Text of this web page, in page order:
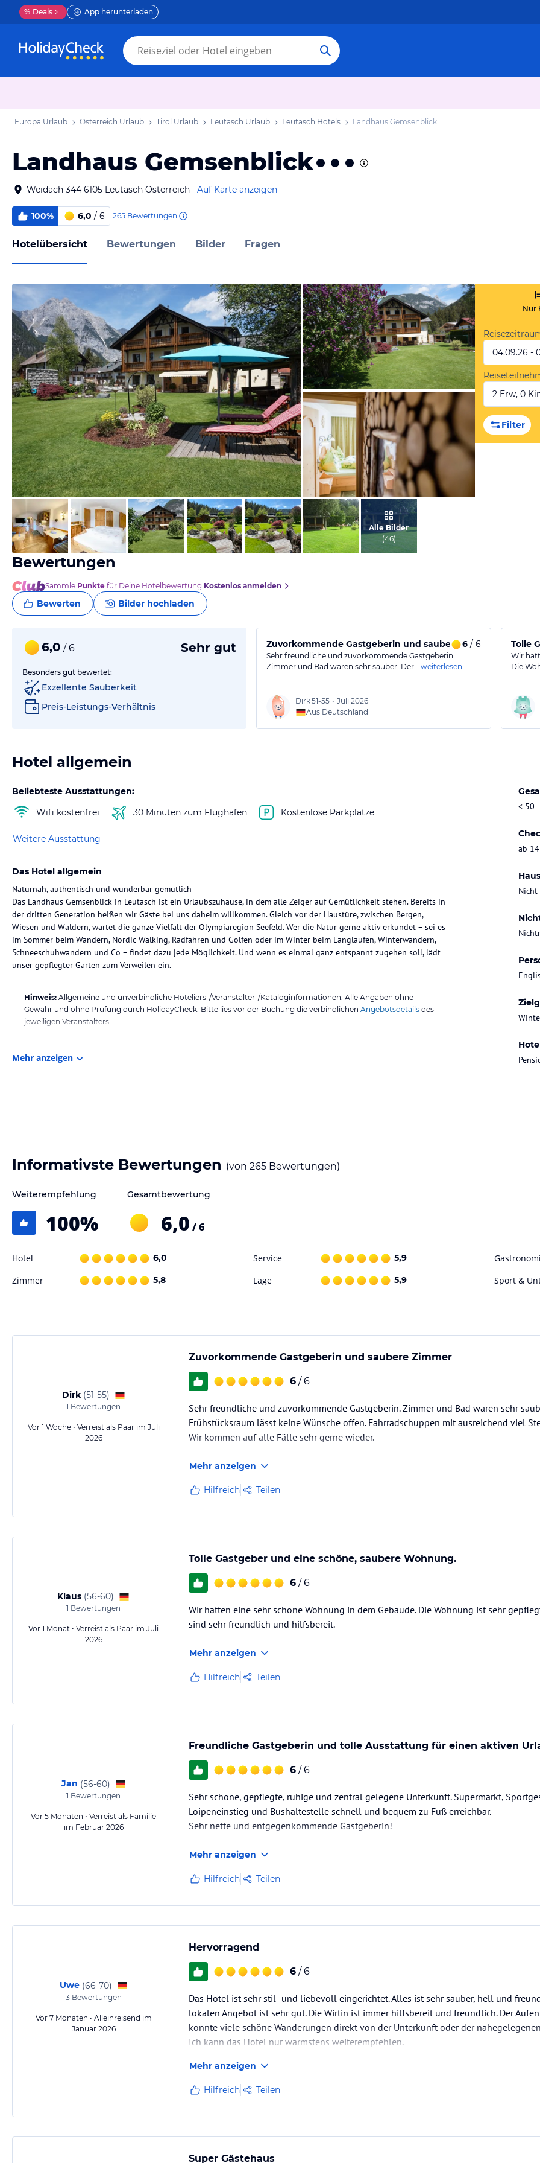
% Deals App herunterladen
Europa Urlaub Österreich Urlaub Tirol Urlaub Leutasch Urlaub Leutasch Hotels Landhaus Gemsenblick
Landhaus Gemsenblick
Weidach 344 6105 Leutasch Österreich Auf Karte anzeigen
100% 6,0 / 6 265 Bewertungen
Hotelübersicht Bewertungen Bilder Fragen
vom Hotelier, Mai 2020
vom Hotelier, Mai 2020
vom Hotelier, August 2015
Alle Bilder
(46)
Nur
04.09.26 -
2 Erw, 0
Filter
Bewertungen
Sammle Punkte für Deine Hotelbewertung.Kostenlos anmelden
Bewerten Bilder hochladen
6,0 / 6 Sehr gut
Besonders gut bewertet:
Exzellente Sauberkeit
Preis-Leistungs-Verhältnis
Zuvorkommende Gastgeberin und saubere Zimmer
6/ 6
Sehr freundliche und zuvorkommende Gastgeberin.
Zimmer und Bad waren sehr sauber. Der… weiterlesen
Dirk51-55 • Juli 2026
Aus Deutschland
Tolle
Wir
Die
Hotel allgemein
Beliebteste Ausstattungen:
Wifi kostenfrei
30 Minuten zum Flughafen Kostenlose Parkplätze
Weitere Ausstattung
< 50
ab
Das Hotel allgemein
Naturnah, authentisch und wunderbar gemütlich
Das Landhaus Gemsenblick in Leutasch ist ein Urlaubszuhause, in dem alle Zeiger auf Gemütlichkeit stehen. Bereits in
der dritten Generation heißen wir Gäste bei uns daheim willkommen. Gleich vor der Haustüre, zwischen Bergen,
Wiesen und Wäldern, wartet die ganze Vielfalt der Olympiaregion Seefeld. Wer die Natur gerne aktiv erkundet – sei es
im Sommer beim Wandern, Nordic Walking, Radfahren und Golfen oder im Winter beim Langlaufen, Winterwandern,
Schneeschuhwandern und Co – findet dazu jede Möglichkeit. Und wenn es einmal ganz entspannt zugehen soll, lädt
unser gepflegter Garten zum Verweilen ein.
Hinweis: Allgemeine und unverbindliche Hoteliers-/Veranstalter-/Kataloginformationen. Alle Angaben ohne
Gewähr und ohne Prüfung durch HolidayCheck. Bitte lies vor der Buchung die verbindlichen Angebotsdetails des
jeweiligen Veranstalters.
Mehr anzeigen
Informativste Bewertungen (von 265 Bewertungen)
Weiterempfehlung
100%
Gesamtbewertung
6,0 / 6
Hotel 6,0 Service 5,9
Zimmer 5,8 Lage 5,9 Sport &
Dirk (51-55)
1 Bewertungen
Vor 1 Woche • Verreist als Paar im Juli
2026
Zuvorkommende Gastgeberin und saubere Zimmer
6 / 6
Sehr freundliche und zuvorkommende Gastgeberin. Zimmer und Bad waren sehr
Frühstücksraum lässt keine Wünsche offen. Fahrradschuppen mit ausreichend viel
Wir kommen auf alle Fälle sehr gerne wieder.
Mehr anzeigen
Hilfreich Teilen
Klaus (56-60)
1 Bewertungen
Vor 1 Monat • Verreist als Paar im Juli
2026
Tolle Gastgeber und eine schöne, saubere Wohnung.
6 / 6
Wir hatten eine sehr schöne Wohnung in dem Gebäude. Die Wohnung ist sehr
sind sehr freundlich und hilfsbereit.
Mehr anzeigen
Hilfreich Teilen
Jan (56-60)
1 Bewertungen
Vor 5 Monaten • Verreist als Familie
im Februar 2026
Freundliche Gastgeberin und tolle Ausstattung für einen aktiven
6 / 6
Sehr schöne, gepflegte, ruhige und zentral gelegene Unterkunft. Supermarkt,
Loipeneinstieg und Bushaltestelle schnell und bequem zu Fuß erreichbar.
Sehr nette und entgegenkommende Gastgeberin!
Mehr anzeigen
Hilfreich Teilen
Uwe (66-70)
3Bewertungen
Vor 7 Monaten • Alleinreisend im
Januar 2026
Hervorragend
6 / 6
Das Hotel ist sehr stil- und liebevoll eingerichtet. Alles ist sehr sauber, hell und
lokalen Angebot ist sehr gut. Die Wirtin ist immer hilfsbereit und freundlich. Der
konnte viele schöne Wanderungen direkt von der Unterkunft oder der
Ich kann das Hotel nur wärmstens weiterempfehlen.
Mehr anzeigen
Hilfreich Teilen
Super Gästehaus